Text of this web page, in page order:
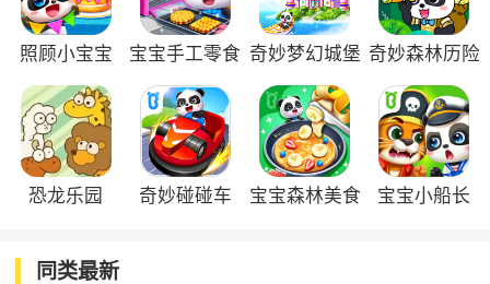
照顾小宝宝
宝宝手工零食 奇妙梦幻城堡 奇妙森林历险
恐龙乐园 奇妙碰碰车
宝宝森林美食
宝宝小船长
同类最新